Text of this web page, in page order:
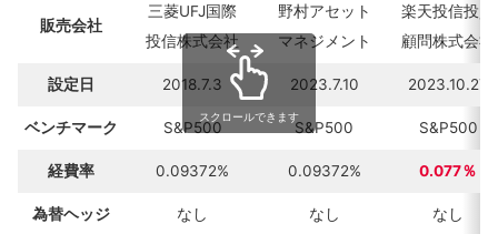
販売会社
三菱UFJ国際
投信株式会社
野村アセット
マネジメント
楽天投信投資
顧問株式会社
設定日 2018.7.3 2023.7.10 2023.10.27
ベンチマーク S&P500 S&P500 S&P500
経費率 0.09372% 0.09372% 0.077％
為替ヘッジ なし なし なし
スクロールできます